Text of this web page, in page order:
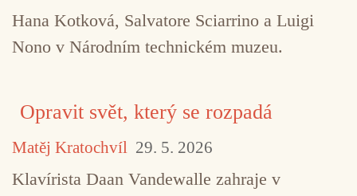
Hana Kotková, Salvatore Sciarrino a Luigi
Nono v Národním technickém muzeu.
Opravit svět, který se rozpadá
Matěj Kratochvíl 29. 5. 2026
Klavírista Daan Vandewalle zahraje v